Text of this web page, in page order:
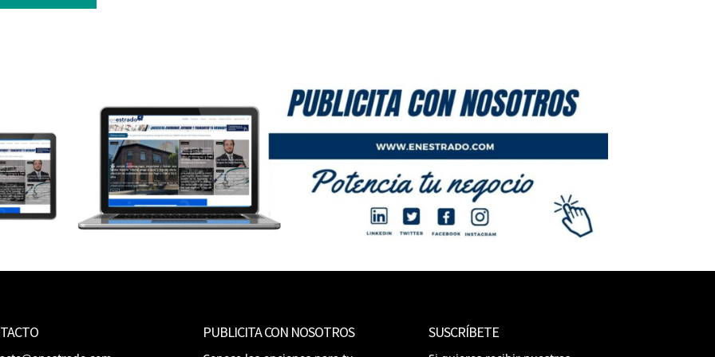
PUBLICITA CON NOSOTROS SUSCRÍBETE